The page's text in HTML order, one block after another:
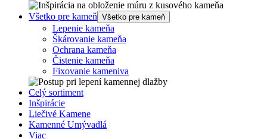
Všetko pre kameň Všetko pre kameň
Lepenie kameňa
Škárovanie kameňa
Ochrana kameňa
Čistenie kameňa
Fixovanie kameniva
Celý sortiment
Inšpirácie
Liečivé Kamene
Kamenné Umývadlá
Viac